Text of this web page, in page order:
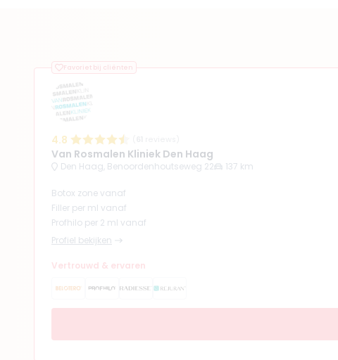
Favoriet bij cliënten
4.8
Van Rosmalen Kliniek Den Haag
Den Haag, Benoordenhoutseweg 22 137 km
Botox zone vanaf
Filler per ml vanaf
Profhilo per 2 ml vanaf
Profiel bekijken
Vertrouwd & ervaren